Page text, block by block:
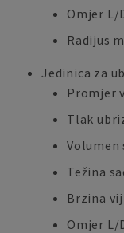
Omjer L/
Radijus
Jedinica za
Promjer
Tlak
Volumen
Težina
Brzina
Omjer L/